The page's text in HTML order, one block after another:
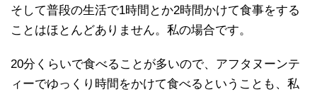
そして普段の生活で1時間とか2時間かけて食事をする
ことはほとんどありません。私の場合です。
20分くらいで食べることが多いので、アフタヌーンテ
ィーでゆっくり時間をかけて食べるということも、私